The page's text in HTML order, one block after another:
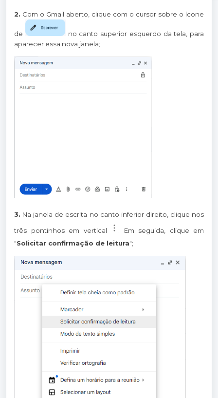
2. Com o Gmail aberto, clique com o cursor sobre o ícone
de
no canto superior esquerdo da tela, para
aparecer essa nova janela;
3. Na janela de escrita no canto inferior direito, clique nos
três pontinhos em vertical
. Em seguida, clique em
"Solicitar confirmação de leitura";